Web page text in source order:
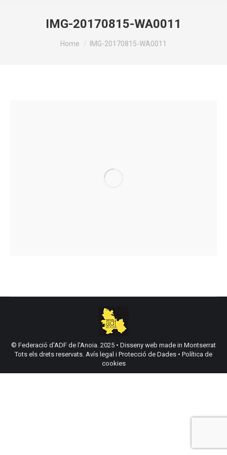
IMG-20170815-WA0011
You are here:
Home IMG-20170815-WA0011
© Federació d'ADF de l'Anoia. 2025 • Disseny web made in Montserrat
Tots els drets reservats. Avís legal i Protecció de Dades • Política de
cookies